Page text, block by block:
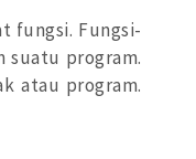
fungsi. Fungsi-
suatu program.
atau program.